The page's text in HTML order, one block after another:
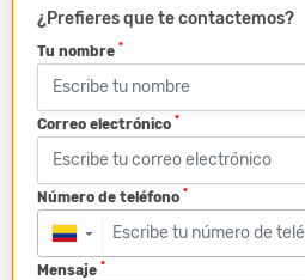
¿Prefieres que te contactemos?
Tu nombre *
Correo electrónico *
Número de teléfono *
▼
Mensaje *